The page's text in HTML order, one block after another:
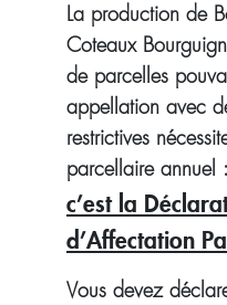
La production de
Coteaux
de parcelles
appellation avec
restrictives
parcellaire annuel :
c’est la
d’Affectation
Vous devez